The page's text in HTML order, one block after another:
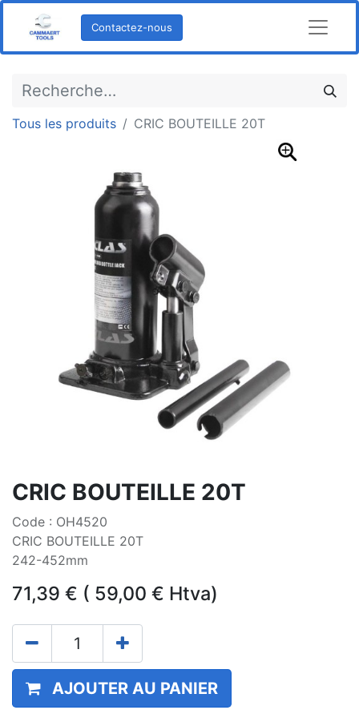
Contactez-nous
Tous les produits CRIC BOUTEILLE 20T
CRIC BOUTEILLE 20T
Code : OH4520
CRIC BOUTEILLE 20T
242-452mm
71,39 € ( 59,00 € Htva)
AJOUTER AU PANIER